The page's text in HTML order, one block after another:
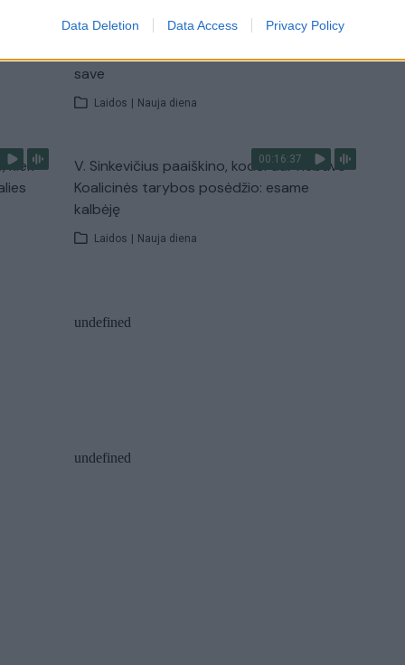
Data Deletion Data Access Privacy Policy
00:11:27
Lietuvos pasiruošimą pavojams neigiamai
save
Laidos | Nauja diena
kiek
00:16:37
V. Sinkevičius paaiškino, kodėl dar nebuvo
Koalicinės tarybos posėdžio: esame
kalbėję
Laidos | Nauja diena